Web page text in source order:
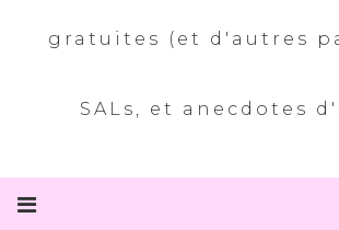
gratuites (et d'autres
SALs, et anecdotes